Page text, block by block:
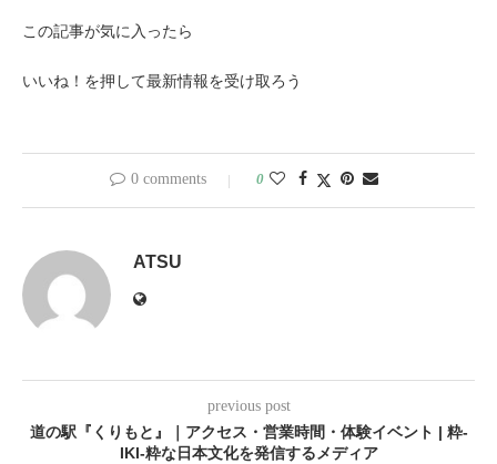
この記事が気に入ったら
いいね！を押して最新情報を受け取ろう
0 comments 0
ATSU
previous post
道の駅『くりもと』｜アクセス・営業時間・体験イベント | 粋-
IKI-粋な日本文化を発信するメディア